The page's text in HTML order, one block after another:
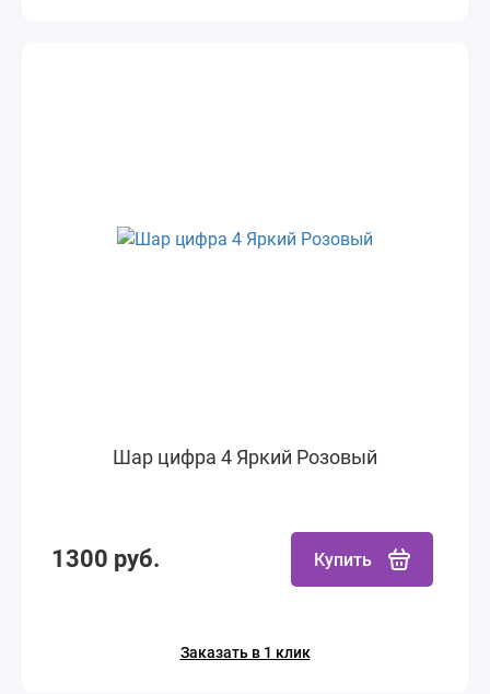
Шар цифра 4 Яркий Розовый
1300 руб. Купить
Заказать в 1 клик